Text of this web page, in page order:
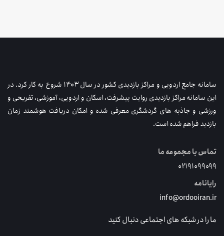
سامانه جامع اردویی و مراکز بازدیدی کشور در سال ۱۴۰۳ شروع به کار کرد. در
این سامانه مراکز بازدیدی روایت پیشرفت، اسکان و اردویی، آموزشی، تفریحی و
ورزشی و جاذبه های گردشگری معرفی شده و امکان دریافت هوشمند زمان
بازدید فراهم شده است.
تماس با مجموعه ما
۰۲۱۹۱۰۹۹۰۹۹
رایانامه
info@ordooiran.ir
ما را در شبکه های اجتماعی دنبال کنید